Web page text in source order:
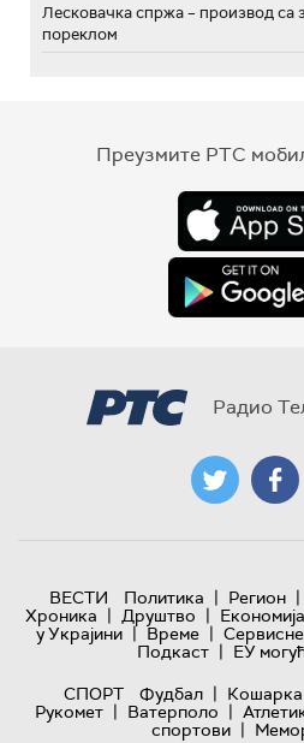
Лесковачка спржа – производ са
пореклом
Преузмите РТС
Радио
ВЕСТИ Политика | Регион |
Хроника | Друштво | Економија
у Украјини | Време |
Подкаст | ЕУ
СПОРТ
Фудбал | Кошарка
Рукомет | Ватерполо |
спортови |